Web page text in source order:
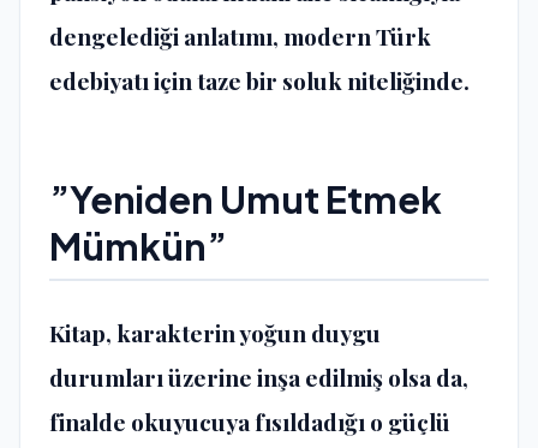
dengelediği anlatımı, modern Türk
edebiyatı için taze bir soluk niteliğinde.
​”Yeniden Umut Etmek
Mümkün”
​Kitap, karakterin yoğun duygu
durumları üzerine inşa edilmiş olsa da,
finalde okuyucuya fısıldadığı o güçlü